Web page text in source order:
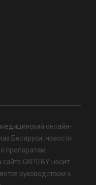
медицинский онлайн-
Беларуси, новости
препаратам.
GKPD.BY носит
руководством к